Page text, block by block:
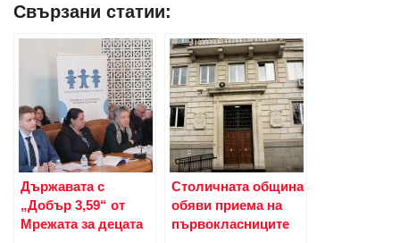
Свързани статии:
Държавата с
„Добър 3,59“ от
Мрежата за децата
Столичната община
обяви приема на
първокласниците